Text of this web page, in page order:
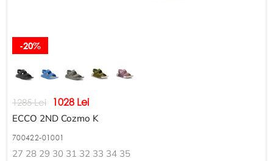
-20%
1285 Lei 1028 Lei
ECCO 2ND Cozmo K
700422-01001
27 28 29 30 31 32 33 34 35